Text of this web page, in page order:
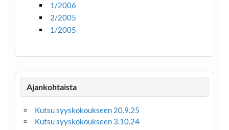
1/2006
2/2005
1/2005
Ajankohtaista
Kutsu syyskokoukseen 20.9.25
Kutsu syyskokoukseen 3.10.24